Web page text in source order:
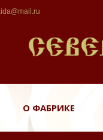
О ФАБРИКЕ